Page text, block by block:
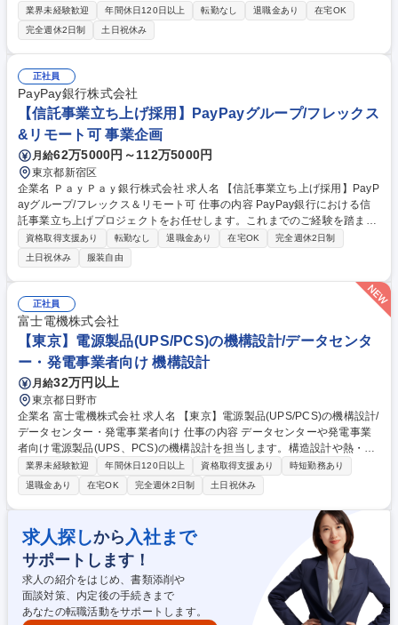
に顧客ごとの最適なインフラ環境構築をお任せします。100％自社内勤務
で、客先常駐/オンコール/夜間作業は発生しません。 取り扱い製品は、Sy
nology NAS、富士通PRIMERGYをはじめとしたサーバ・ストレージ製品
や、各種ネットワーク機器が中心です。案件はオンプレミス環境が主体と
なり、LinuxまたはWindowsサーバの設計・構築、仮想化環境構築、スイ
ッチ・ルーター設定など幅広い業務へ携われます。案件規模は一人月程度
のものが多く、顧客ごとに異なる環境へ最適な構成を提案するカスタマイ
ズ性の高い案件が特徴です。 募集職種 埼玉/東京 インフラエンジニア 10
0％自社内勤務/年休127日/夜間,オンコールなし
業界未経験歓迎 年間休日120日以上 転勤なし 退職金あり
在宅OK
完全週休2日制
土日祝休み
正社員
PayPay銀行株式会社
【信託事業立ち上げ採用】PayPayグループ/フレックス
&リモート可 事業企画
月給62万5000円～112万5000円
東京都新宿区
企業名 ＰａｙＰａｙ銀行株式会社 求人名 【信託事業立ち上げ採用】PayP
ayグループ/フレックス＆リモート可 仕事の内容 PayPay銀行における信
託事業立ち上げプロジェクトをお任せします。これまでのご経験を踏ま
え、営業/信託財産管理/信託財産運用/財務管理/内部監査などの領域におけ
る態勢整備含めた0→1業務を担当いただきます。 事業立ち上げとなるた
めこれまでのご経験や強みに応じた役割を担っていただく想定であり、下
記のようなテーマがございます。 ■PayPayという決済アプリを通じて構
築した個人/法人の顧客基盤をベースに、信託を活用した新たなサービスの
創出 ■グループ各社において発生する信託を通じた新たな対顧サービスの
創出 ■グループ各社のファイナンスニーズを満たすための信託を通じたフ
ァイナンスに関与 募集職種 【信託事業立ち上げ採用】PayPayグループ/
フレックス＆リモート可
資格取得支援あり 転勤なし 退職金あり 在宅OK
完全週休2日制
土日祝休み
服装自由
正社員
富士電機株式会社
【東京】電源製品(UPS/PCS)の機構設計/データセンタ
ー・発電事業者向け 機構設計
月給32万円以上
東京都日野市
企業名 富士電機株式会社 求人名 【東京】電源製品(UPS/PCS)の機構設計/
データセンター・発電事業者向け 仕事の内容 データセンターや発電事業
者向け電源製品(UPS、PCS)の機構設計を担当します。構造設計や熱・冷
却設計、強度解析、実機評価まで一貫して携わり、顧客ニーズに合わせた
高信頼な製品開発を推進します。 電源製品(UPS、PCS)における機構・筐
体設計業務全般をお任せします。具体的には、性能目標(構造・強度・
熱・冷却)の策定、3D-CADを用いた構造設計、CAEツールによるシミュレ
ーション解析、評価・テスト(耐久性・耐震性・安全性)などを行います。
社内関連部門や工場(神戸・筑波)と連携し、要件定義から実機立ち上げま
で一気通貫で主導します。 募集職種 【東京】電源製品(UPS/PCS)の機構
設計/データセンター・発電事業者向け
業界未経験歓迎 年間休日120日以上 資格取得支援あり
時短勤務あり
退職金あり
在宅OK 完全週休2日制 土日祝休み
求人探しから 入社まで
サポートします！
求人の紹介をはじめ、書類添削や
面談対策、内定後の手続きまで
あなたの転職活動をサポートします。